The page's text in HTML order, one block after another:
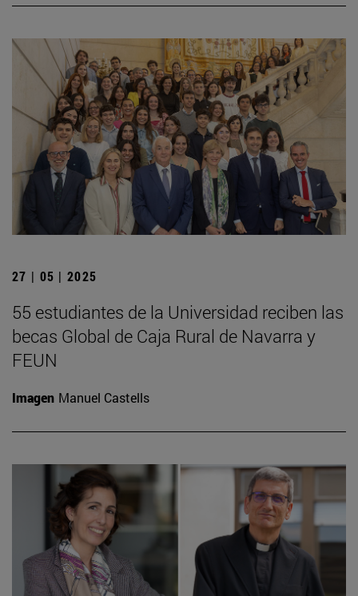
27 | 05 | 2025
55 estudiantes de la Universidad reciben las
becas Global de Caja Rural de Navarra y
FEUN
Imagen Manuel Castells